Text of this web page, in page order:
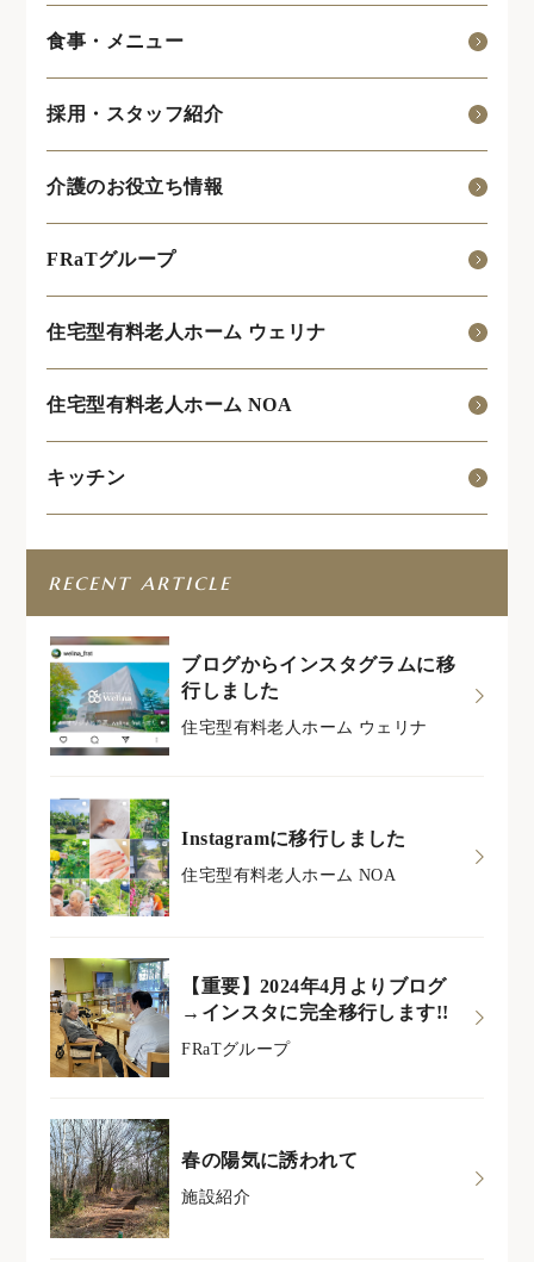
食事・メニュー
採用・スタッフ紹介
介護のお役立ち情報
FRaTグループ
住宅型有料老人ホーム ウェリナ
住宅型有料老人ホーム NOA
キッチン
recent article
ブログからインスタグラムに移
行しました
住宅型有料老人ホーム ウェリナ
Instagramに移行しました
住宅型有料老人ホーム NOA
【重要】2024年4月よりブログ
→インスタに完全移行します!!
FRaTグループ
春の陽気に誘われて
施設紹介